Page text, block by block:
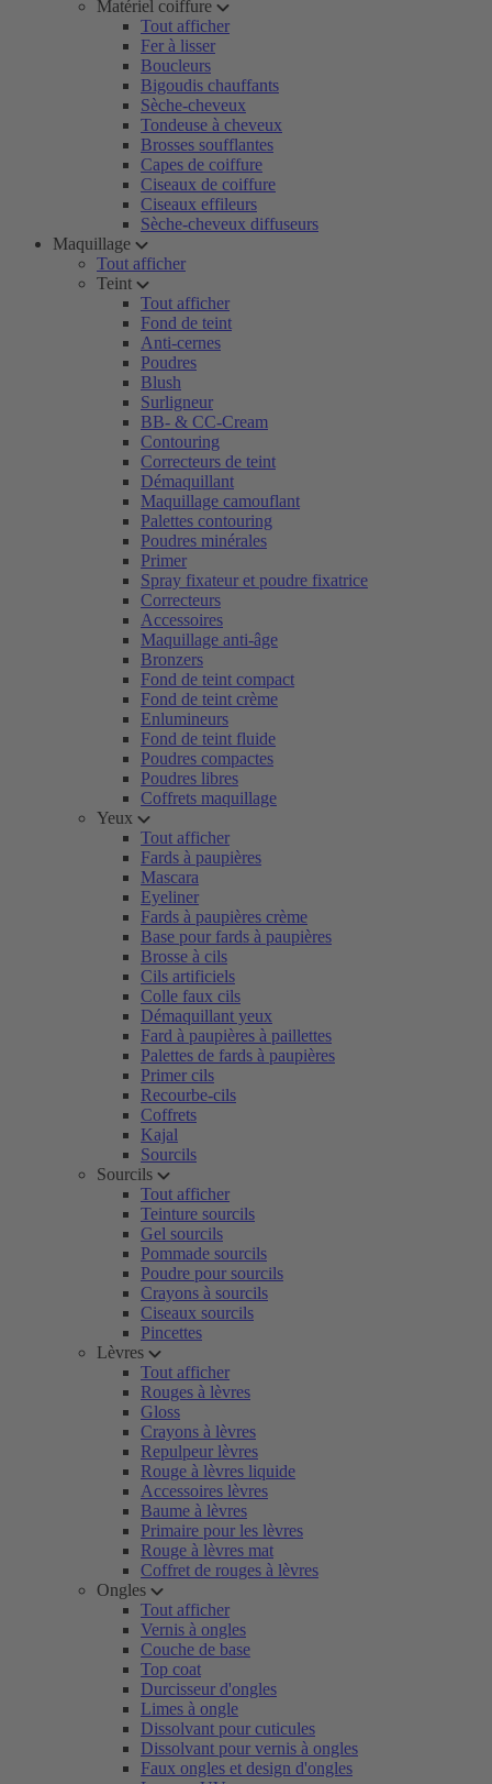
Matériel coiffure
Tout afficher
Fer à lisser
Boucleurs
Bigoudis chauffants
Sèche-cheveux
Tondeuse à cheveux
Brosses soufflantes
Capes de coiffure
Ciseaux de coiffure
Ciseaux effileurs
Sèche-cheveux diffuseurs
Maquillage
Tout afficher
Teint
Tout afficher
Fond de teint
Anti-cernes
Poudres
Blush
Surligneur
BB- & CC-Cream
Contouring
Correcteurs de teint
Démaquillant
Maquillage camouflant
Palettes contouring
Poudres minérales
Primer
Spray fixateur et poudre fixatrice
Correcteurs
Accessoires
Maquillage anti-âge
Bronzers
Fond de teint compact
Fond de teint crème
Enlumineurs
Fond de teint fluide
Poudres compactes
Poudres libres
Coffrets maquillage
Yeux
Tout afficher
Fards à paupières
Mascara
Eyeliner
Fards à paupières crème
Base pour fards à paupières
Brosse à cils
Cils artificiels
Colle faux cils
Démaquillant yeux
Fard à paupières à paillettes
Palettes de fards à paupières
Primer cils
Recourbe-cils
Coffrets
Kajal
Sourcils
Sourcils
Tout afficher
Teinture sourcils
Gel sourcils
Pommade sourcils
Poudre pour sourcils
Crayons à sourcils
Ciseaux sourcils
Pincettes
Lèvres
Tout afficher
Rouges à lèvres
Gloss
Crayons à lèvres
Repulpeur lèvres
Rouge à lèvres liquide
Accessoires lèvres
Baume à lèvres
Primaire pour les lèvres
Rouge à lèvres mat
Coffret de rouges à lèvres
Ongles
Tout afficher
Vernis à ongles
Couche de base
Top coat
Durcisseur d'ongles
Limes à ongle
Dissolvant pour cuticules
Dissolvant pour vernis à ongles
Faux ongles et design d'ongles